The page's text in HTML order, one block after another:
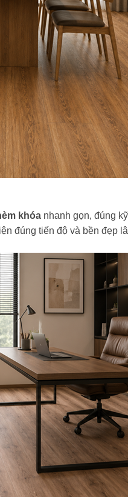
khóa nhanh gọn, đúng
đúng tiến độ và bền đẹp